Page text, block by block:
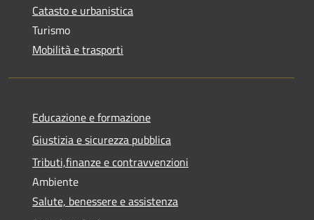
Catasto e urbanistica
Turismo
Mobilità e trasporti
Educazione e formazione
Giustizia e sicurezza pubblica
Tributi,finanze e contravvenzioni
Ambiente
Salute, benessere e assistenza